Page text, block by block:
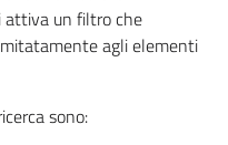
attiva un filtro che
agli elementi
sono: